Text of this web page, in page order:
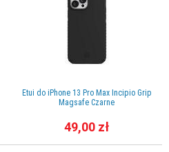
Etui do iPhone 13 Pro Max Incipio Grip
Magsafe Czarne
49,00 zł